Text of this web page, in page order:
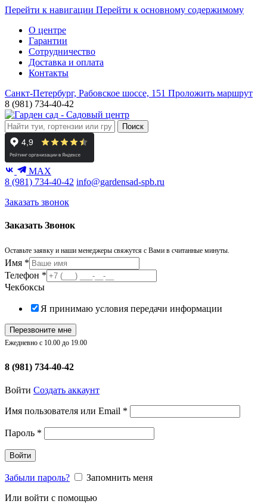
Перейти к навигации Перейти к основному содержимому
О центре
Гарантии
Сотрудничество
Доставка и оплата
Контакты
Санкт-Петербург, Рабовское шоссе, 151 Проложить маршрут
8 (981) 734-40-42
Поиск
MAX
8 (981) 734-40-42 info@gardensad-spb.ru
Заказать звонок
Заказать Звонок
Оставьте заявку и наши менеджеры свяжутся с Вами в считанные минуты.
Имя *
Телефон *
Чекбоксы
Я принимаю условия передачи информации
Перезвоните мне
Ежедневно с 10.00 до 19.00
8 (981) 734-40-42
Войти Создать аккаунт
Имя пользователя или Email *
Пароль *
Войти
Забыли пароль?
Запомнить меня
Или войти с помощью